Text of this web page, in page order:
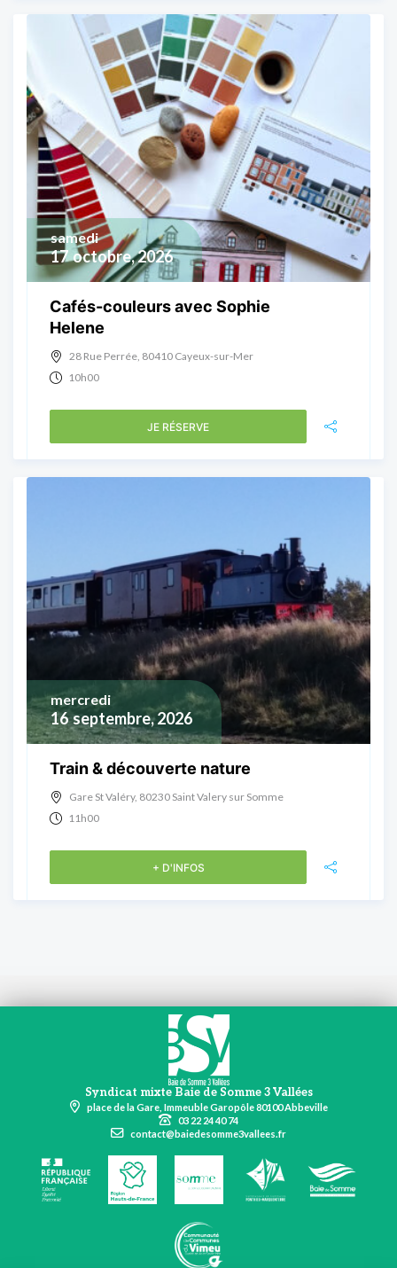
17 octobre, 2026
samedi
Cafés-couleurs avec Sophie
Helene
28 Rue Perrée, 80410 Cayeux-sur-Mer
10h00
JE RÉSERVE
16 septembre, 2026
mercredi
Train & découverte nature
Gare St Valéry, 80230 Saint Valery sur Somme
11h00
+ D'INFOS
Syndicat mixte Baie de Somme 3 Vallées
place de la Gare, Immeuble Garopôle 80100 Abbeville
03 22 24 40 74
contact@baiedesomme3vallees.fr